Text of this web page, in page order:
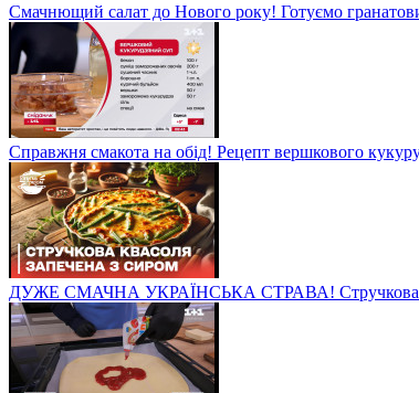
Смачнющий салат до Нового року! Готуємо
Справжня смакота на обід! Рецепт вершкового
ДУЖЕ СМАЧНА УКРАЇНСЬКА СТРАВА! Стручкова